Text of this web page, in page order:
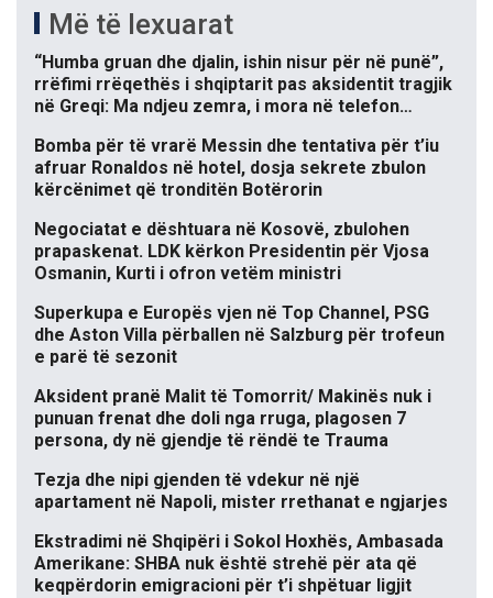
Më të lexuarat
“Humba gruan dhe djalin, ishin nisur për në punë”,
rrëfimi rrëqethës i shqiptarit pas aksidentit tragjik
në Greqi: Ma ndjeu zemra, i mora në telefon…
Bomba për të vrarë Messin dhe tentativa për t’iu
afruar Ronaldos në hotel, dosja sekrete zbulon
kërcënimet që tronditën Botërorin
Negociatat e dështuara në Kosovë, zbulohen
prapaskenat. LDK kërkon Presidentin për Vjosa
Osmanin, Kurti i ofron vetëm ministri
Superkupa e Europës vjen në Top Channel, PSG
dhe Aston Villa përballen në Salzburg për trofeun
e parë të sezonit
Aksident pranë Malit të Tomorrit/ Makinës nuk i
punuan frenat dhe doli nga rruga, plagosen 7
persona, dy në gjendje të rëndë te Trauma
Tezja dhe nipi gjenden të vdekur në një
apartament në Napoli, mister rrethanat e ngjarjes
Ekstradimi në Shqipëri i Sokol Hoxhës, Ambasada
Amerikane: SHBA nuk është strehë për ata që
keqpërdorin emigracioni për t’i shpëtuar ligjit